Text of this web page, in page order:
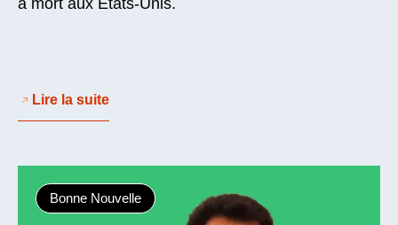
à mort aux États-Unis.
Lire la suite
Bonne Nouvelle